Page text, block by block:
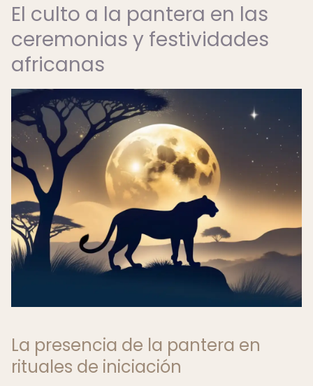
El culto a la pantera en las
ceremonias y festividades
africanas
La presencia de la pantera en
rituales de iniciación